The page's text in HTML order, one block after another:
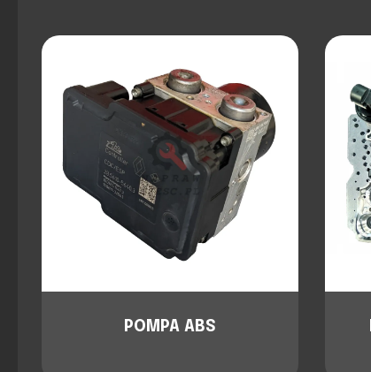
POMPA ABS